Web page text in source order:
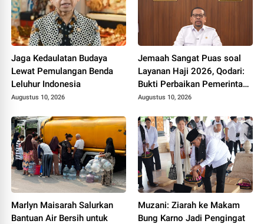
Jaga Kedaulatan Budaya
Lewat Pemulangan Benda
Leluhur Indonesia
Augustus 10, 2026
Jemaah Sangat Puas soal
Layanan Haji 2026, Qodari:
Bukti Perbaikan Pemerintah
Berdampak Nyata
Augustus 10, 2026
Marlyn Maisarah Salurkan
Bantuan Air Bersih untuk
Muzani: Ziarah ke Makam
Bung Karno Jadi Pengingat